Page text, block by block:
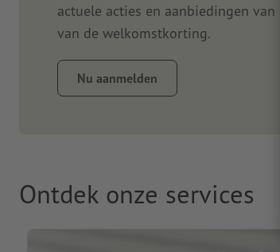
actuele acties en aanbiedingen
van de welkomstkorting.
Nu aanmelden
Ontdek onze services